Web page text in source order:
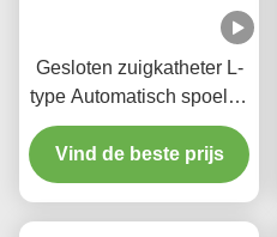
Specificaties
We kunnen de gesloten
de eisen van de klant.